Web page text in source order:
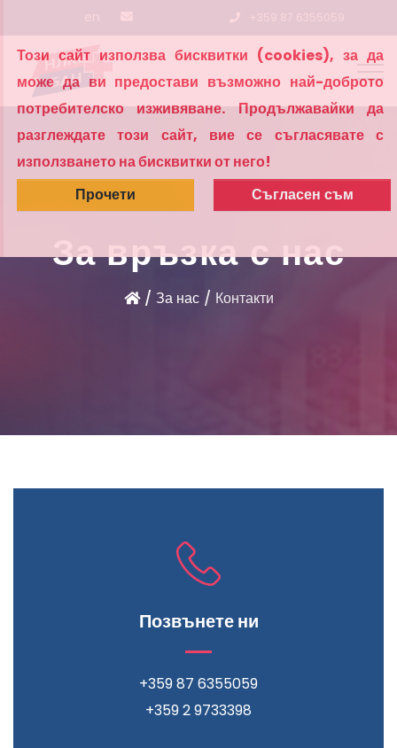
За връзка с нас
За нас Контакти
Позвънете ни
+359 87 6355059
+359 2 9733398
Този сайт използва бисквитки (cookies), за да
може да ви предостави възможно най-доброто
потребителско изживяване. Продължавайки да
разглеждате този сайт, вие се съгласявате с
използването на бисквитки от него!
Прочети
Съгласен съм